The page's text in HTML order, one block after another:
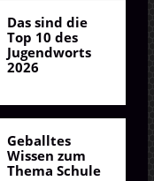
Das sind die
Top 10 des
Jugendworts
2026
Geballtes
Wissen zum
Thema Schule